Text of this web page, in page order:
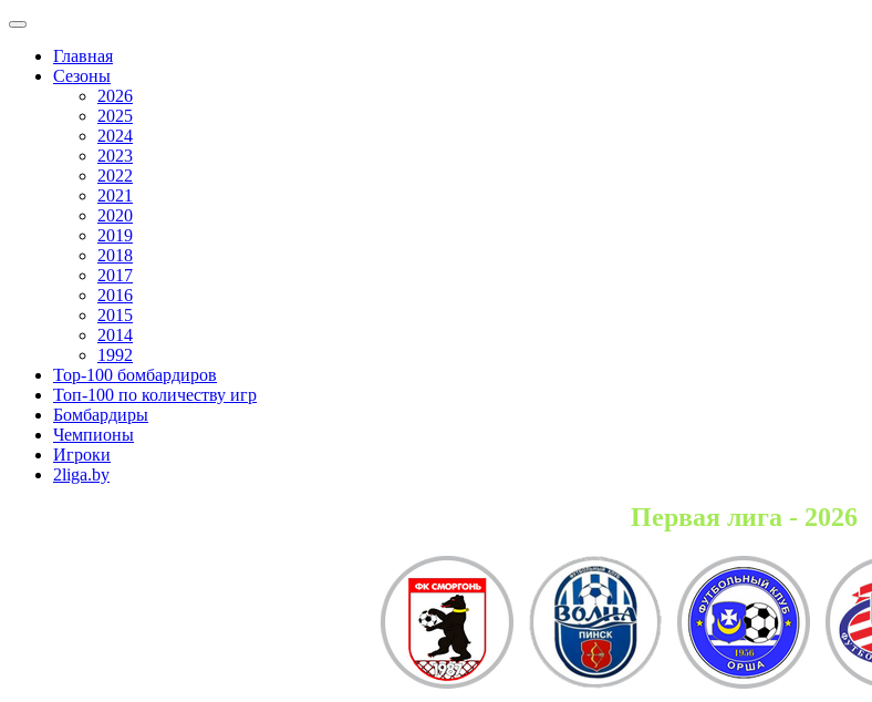
Главная
Сезоны
2026
2025
2024
2023
2022
2021
2020
2019
2018
2017
2016
2015
2014
1992
Top-100 бомбардиров
Топ-100 по количеству игр
Бомбардиры
Чемпионы
Игроки
2liga.by
Первая лига - 2026